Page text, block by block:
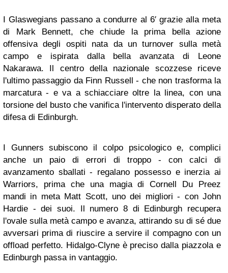
I Glaswegians passano a condurre al 6′ grazie alla meta
di Mark Bennett, che chiude la prima bella azione
offensiva degli ospiti nata da un turnover sulla metà
campo e ispirata dalla bella avanzata di Leone
Nakarawa. Il centro della nazionale scozzese riceve
l'ultimo passaggio da Finn Russell - che non trasforma la
marcatura - e va a schiacciare oltre la linea, con una
torsione del busto che vanifica l'intervento disperato della
difesa di Edinburgh.
I Gunners subiscono il colpo psicologico e, complici
anche un paio di errori di troppo - con calci di
avanzamento sballati - regalano possesso e inerzia ai
Warriors, prima che una magia di Cornell Du Preez
mandi in meta Matt Scott, uno dei migliori - con John
Hardie - dei suoi. Il numero 8 di Edinburgh recupera
l'ovale sulla metà campo e avanza, attirando su di sé due
avversari prima di riuscire a servire il compagno con un
offload perfetto. Hidalgo-Clyne è preciso dalla piazzola e
Edinburgh passa in vantaggio.